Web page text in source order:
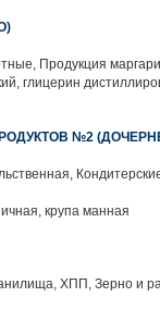
Продукция
глицерин
№2
крупа манная
ХПП, Зерно и